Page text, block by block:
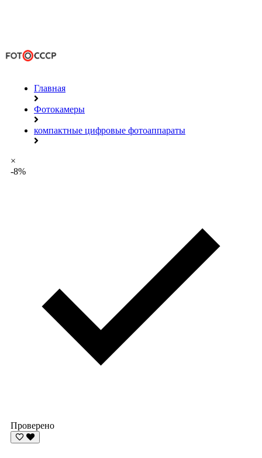
Главная
Фотокамеры
компактные цифровые фотоаппараты
×
-8%
Проверено